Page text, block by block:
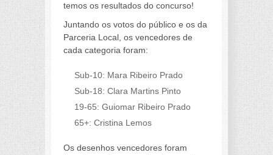
temos os resultados do concurso!
Juntando os votos do público e os da
Parceria Local, os vencedores de
cada categoria foram:
Sub-10: Mara Ribeiro Prado
Sub-18: Clara Martins Pinto
19-65: Guiomar Ribeiro Prado
65+: Cristina Lemos
Os desenhos vencedores foram